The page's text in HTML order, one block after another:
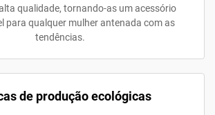
qualidade, tornando-as um acessório
para qualquer mulher antenada com as
tendências.
de produção ecológicas